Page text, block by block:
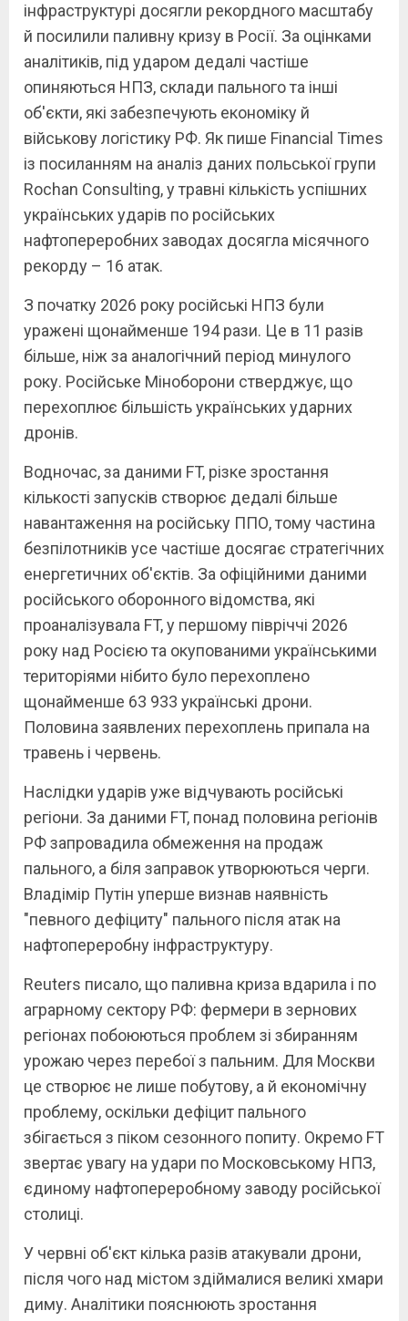
інфраструктурі досягли рекордного масштабу
й посилили паливну кризу в Росії. За оцінками
аналітиків, під ударом дедалі частіше
опиняються НПЗ, склади пального та інші
об'єкти, які забезпечують економіку й
військову логістику РФ. Як пише Financial Times
із посиланням на аналіз даних польської групи
Rochan Consulting, у травні кількість успішних
українських ударів по російських
нафтопереробних заводах досягла місячного
рекорду – 16 атак.
З початку 2026 року російські НПЗ були
уражені щонайменше 194 рази. Це в 11 разів
більше, ніж за аналогічний період минулого
року. Російське Міноборони стверджує, що
перехоплює більшість українських ударних
дронів.
Водночас, за даними FT, різке зростання
кількості запусків створює дедалі більше
навантаження на російську ППО, тому частина
безпілотників усе частіше досягає стратегічних
енергетичних об'єктів. За офіційними даними
російського оборонного відомства, які
проаналізувала FT, у першому півріччі 2026
року над Росією та окупованими українськими
територіями нібито було перехоплено
щонайменше 63 933 українські дрони.
Половина заявлених перехоплень припала на
травень і червень.
Наслідки ударів уже відчувають російські
регіони. За даними FT, понад половина регіонів
РФ запровадила обмеження на продаж
пального, а біля заправок утворюються черги.
Владімір Путін уперше визнав наявність
"певного дефіциту" пального після атак на
нафтопереробну інфраструктуру.
Reuters писало, що паливна криза вдарила і по
аграрному сектору РФ: фермери в зернових
регіонах побоюються проблем зі збиранням
урожаю через перебої з пальним. Для Москви
це створює не лише побутову, а й економічну
проблему, оскільки дефіцит пального
збігається з піком сезонного попиту. Окремо FT
звертає увагу на удари по Московському НПЗ,
єдиному нафтопереробному заводу російської
столиці.
У червні об'єкт кілька разів атакували дрони,
після чого над містом здіймалися великі хмари
диму. Аналітики пояснюють зростання